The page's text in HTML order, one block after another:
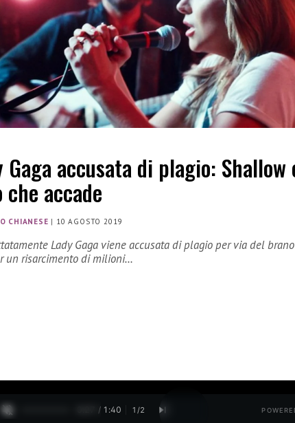
Gaga accusata di plagio:
che accade
CHIANESE | 10 AGOSTO 2019
Lady Gaga viene accusata di plagio per via del
un risarcimento di milioni…
0:28 / 1:40 1 /2